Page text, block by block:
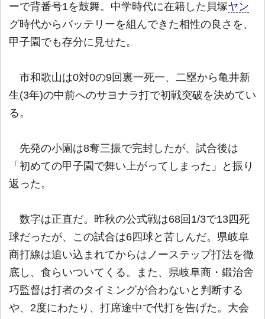
ーで背番号1を鼓舞。中学時代に在籍した貝塚ヤン
グ時代からバッテリーを組んできた相性の良さを、
甲子園でも存分に見せた。
市和歌山は0対0の9回裏一死一、二塁から亀井新
生(3年)の中前へのサヨナラ打で初戦突破を決めてい
る。
先発の小園は8奪三振で完封したが、試合後は
「初めての甲子園で舞い上がってしまった」と振り
返った。
数字は正直だ。昨秋の公式戦は68回1/3で13四死
球だったが、この試合は6四球と苦しんだ。県岐阜
商打線は追い込まれてからはノーステップ打法を徹
底し、食らいついてくる。また、県岐阜商・鍛治舍
巧監督は打者のタイミングが合わないと判断する
や、2度にわたり、打席途中で代打を告げた。大会